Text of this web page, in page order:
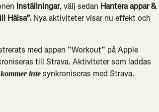
Inställningar, välj sedan Hantera appar &
Hälsa”. Nya aktiviteter visar nu effekt och
med appen ”Workout” på Apple
till Strava. Aktiviteter som laddas
kommer inte synkroniseras med Strava.